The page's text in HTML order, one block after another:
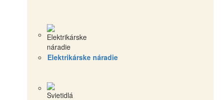
Elektrikárske náradie